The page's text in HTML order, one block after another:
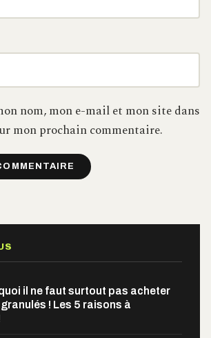
nom, mon e-mail et mon site dans
mon prochain commentaire.
il ne faut surtout pas acheter
! Les 5 raisons à